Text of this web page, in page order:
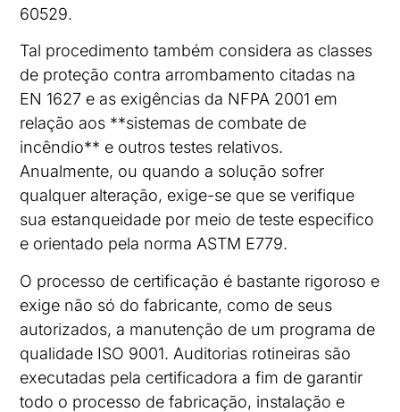
60529.
Tal procedimento também considera as classes
de proteção contra arrombamento citadas na
EN 1627 e as exigências da NFPA 2001 em
relação aos **sistemas de combate de
incêndio** e outros testes relativos.
Anualmente, ou quando a solução sofrer
qualquer alteração, exige-se que se verifique
sua estanqueidade por meio de teste especifico
e orientado pela norma ASTM E779.
O processo de certificação é bastante rigoroso e
exige não só do fabricante, como de seus
autorizados, a manutenção de um programa de
qualidade ISO 9001. Auditorias rotineiras são
executadas pela certificadora a fim de garantir
todo o processo de fabricação, instalação e